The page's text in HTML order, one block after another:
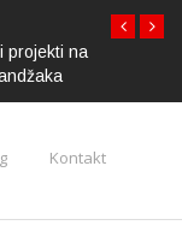
projekti na
Kontakt